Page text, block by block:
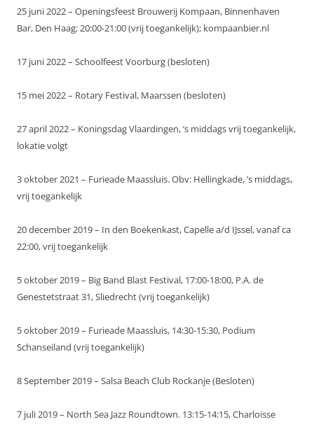
25 juni 2022 – Openingsfeest Brouwerij Kompaan, Binnenhaven
Bar, Den Haag; 20:00-21:00 (vrij toegankelijk); kompaanbier.nl
17 juni 2022 – Schoolfeest Voorburg (besloten)
15 mei 2022 – Rotary Festival, Maarssen (besloten)
27 april 2022 – Koningsdag Vlaardingen, ’s middags vrij toegankelijk,
lokatie volgt
3 oktober 2021 – Furieade Maassluis. Obv: Hellingkade, ’s middags,
vrij toegankelijk
20 december 2019 – In den Boekenkast, Capelle a/d IJssel, vanaf ca
22:00, vrij toegankelijk
5 oktober 2019 – Big Band Blast Festival, 17:00-18:00, P.A. de
Genestetstraat 31, Sliedrecht (vrij toegankelijk)
5 oktober 2019 – Furieade Maassluis, 14:30-15:30, Podium
Schanseiland (vrij toegankelijk)
8 September 2019 – Salsa Beach Club Rockanje (Besloten)
7 juli 2019 – North Sea Jazz Roundtown. 13:15-14:15, Charloisse